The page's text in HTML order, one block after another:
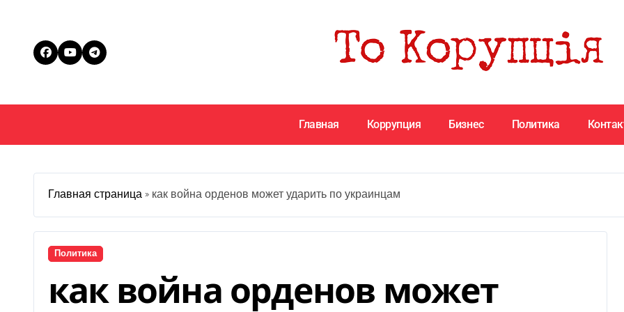
Главная Коррупция Бизнес Политика
Главная страница » как война орденов может ударить по украинцам
Политика
как война орденов может